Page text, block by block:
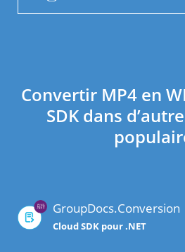
Convertir MP4 en
SDK dans
GroupDocs.Conversion
Cloud SDK pour .NET